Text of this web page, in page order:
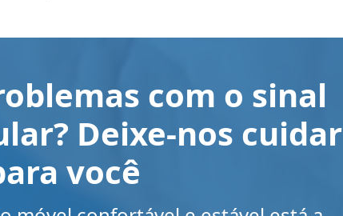
com o sinal
Deixe-nos cuidar
você